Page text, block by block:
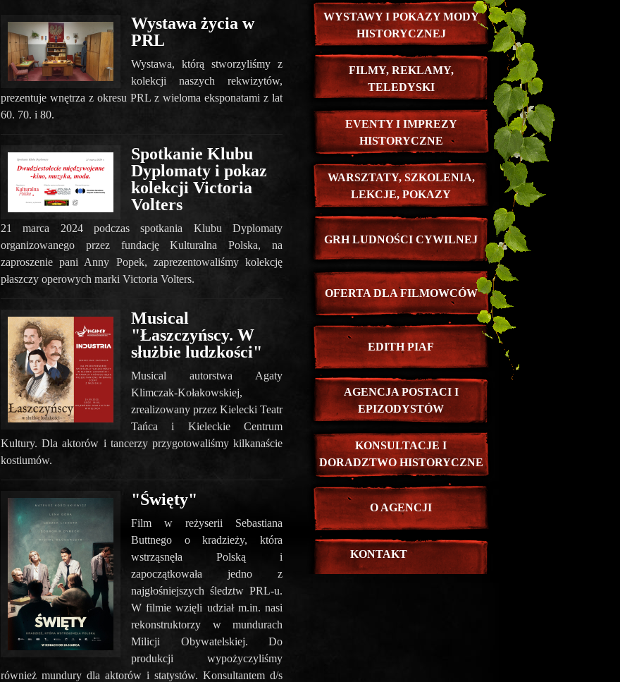
Wystawa życia w
PRL
Wystawa, którą stworzyliśmy z
kolekcji naszych rekwizytów,
prezentuje wnętrza z okresu PRL z wieloma eksponatami z lat
60. 70. i 80.
Spotkanie Klubu
Dyplomaty i pokaz
kolekcji Victoria
Volters
21 marca 2024 podczas spotkania Klubu Dyplomaty
organizowanego przez fundację Kulturalna Polska, na
zaproszenie pani Anny Popek, zaprezentowaliśmy kolekcję
płaszczy operowych marki Victoria Volters.
Musical
"Łaszczyńscy. W
służbie ludzkości"
Musical autorstwa Agaty
Klimczak-Kołakowskiej,
zrealizowany przez Kielecki Teatr
Tańca i Kieleckie Centrum
Kultury. Dla aktorów i tancerzy przygotowaliśmy kilkanaście
kostiumów.
"Święty"
Film w reżyserii Sebastiana
Buttnego o kradzieży, która
wstrząsnęła Polską i
zapoczątkowała jedno z
najgłośniejszych śledztw PRL-u.
W filmie wzięli udział m.in. nasi
rekonstruktorzy w mundurach
Milicji Obywatelskiej. Do
produkcji wypożyczyliśmy
również mundury dla aktorów i statystów. Konsultantem d/s
WYSTAWY I POKAZY MODY
HISTORYCZNEJ
FILMY, REKLAMY,
TELEDYSKI
EVENTY I IMPREZY
HISTORYCZNE
WARSZTATY, SZKOLENIA,
LEKCJE, POKAZY
GRH LUDNOŚCI CYWILNEJ
OFERTA DLA FILMOWCÓW
EDITH PIAF
AGENCJA POSTACI I
EPIZODYSTÓW
KONSULTACJE I
DORADZTWO HISTORYCZNE
O AGENCJI
KONTAKT